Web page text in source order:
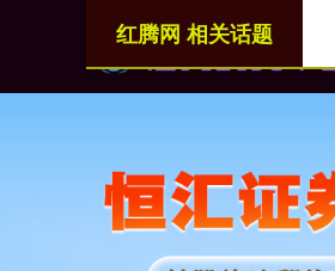
红腾网 相关话题